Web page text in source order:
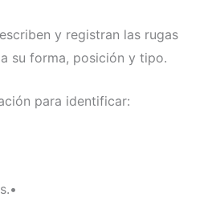
y registran las rugas
su forma, posición y tipo.
para identificar: